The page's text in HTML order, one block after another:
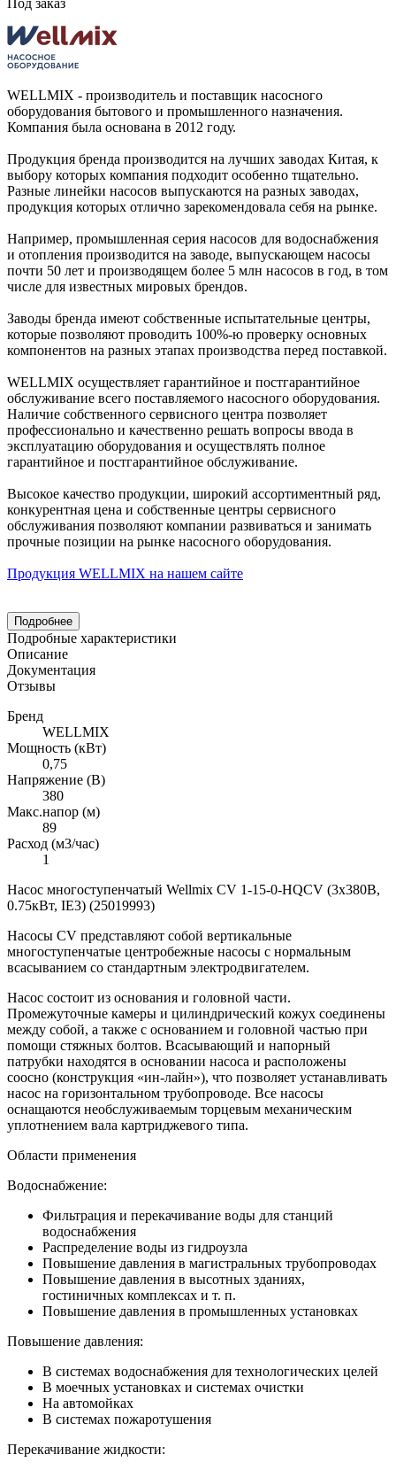
WELLMIX - производитель и поставщик насосного
оборудования бытового и промышленного назначения.
Компания была основана в 2012 году.
Продукция бренда производится на лучших заводах Китая, к
выбору которых компания подходит особенно тщательно.
Разные линейки насосов выпускаются на разных заводах,
продукция которых отлично зарекомендовала себя на рынке.
Например, промышленная серия насосов для водоснабжения
и отопления производится на заводе, выпускающем насосы
почти 50 лет и производящем более 5 млн насосов в год, в том
числе для известных мировых брендов.
Заводы бренда имеют собственные испытательные центры,
которые позволяют проводить 100%-ю проверку основных
компонентов на разных этапах производства перед поставкой.
WELLMIX осуществляет гарантийное и постгарантийное
обслуживание всего поставляемого насосного оборудования.
Наличие собственного сервисного центра позволяет
профессионально и качественно решать вопросы ввода в
эксплуатацию оборудования и осуществлять полное
гарантийное и постгарантийное обслуживание.
Высокое качество продукции, широкий ассортиментный ряд,
конкурентная цена и собственные центры сервисного
обслуживания позволяют компании развиваться и занимать
прочные позиции на рынке насосного оборудования.
Продукция WELLMIX на нашем сайте
Подробнее
Подробные характеристики
Описание
Документация
Отзывы
Бренд
WELLMIX
Мощность (кВт)
0,75
Напряжение (В)
380
Макс.напор (м)
89
Расход (м3/час)
1
Насос многоступенчатый Wellmix CV 1-15-0-HQCV (3х380В,
0.75кВт, IE3) (25019993)
Насосы CV представляют собой вертикальные
многоступенчатые центробежные насосы с нормальным
всасыванием со стандартным электродвигателем.
Насос состоит из основания и головной части.
Промежуточные камеры и цилиндрический кожух соединены
между собой, а также с основанием и головной частью при
помощи стяжных болтов. Всасывающий и напорный
патрубки находятся в основании насоса и расположены
соосно (конструкция «ин-лайн»), что позволяет устанавливать
насос на горизонтальном трубопроводе. Все насосы
оснащаются необслуживаемым торцевым механическим
уплотнением вала картриджевого типа.
Области применения
Водоснабжение:
Фильтрация и перекачивание воды для станций
водоснабжения
Распределение воды из гидроузла
Повышение давления в магистральных трубопроводах
Повышение давления в высотных зданиях,
гостиничных комплексах и т. п.
Повышение давления в промышленных установках
Повышение давления:
В системах водоснабжения для технологических целей
В моечных установках и системах очистки
На автомойках
В системах пожаротушения
Перекачивание жидкости: